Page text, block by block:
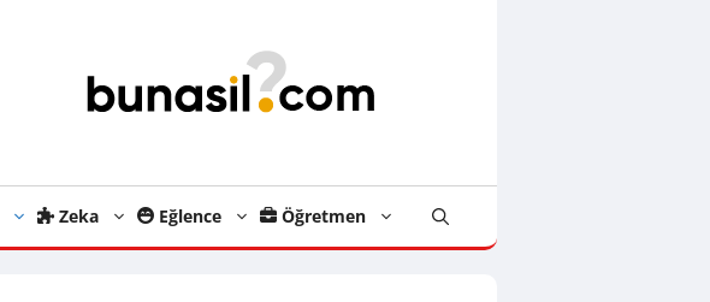
Zeka Eğlence Öğretmen